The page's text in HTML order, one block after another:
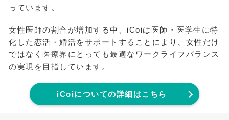
っています。
女性医師の割合が増加する中、iCoiは医師・医学生に特
化した恋活・婚活をサポートすることにより、女性だけ
ではなく医療界にとっても最適なワークライフバランス
の実現を目指しています。
iCoiについての詳細はこちら